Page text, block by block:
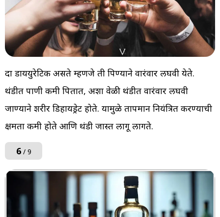
दारू डाययुरेटिक असते म्हणजे ती पिण्याने वारंवार लघवी येते.
थंडीत पाणी कमी पितात, अशा वेळी थंडीत वारंवार लघवी
जाण्याने शरीर डिहायड्रेट होते. यामुळे तापमान नियंत्रित करण्याची
क्षमता कमी होते आणि थंडी जास्त लागू लागते.
6/ 9